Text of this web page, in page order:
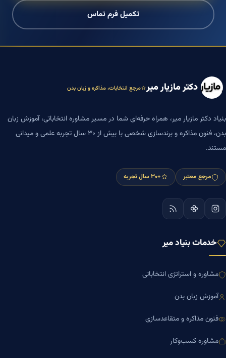
تکمیل فرم تماس
دکتر مازیار میر مرجع انتخابات، مذاکره و زبان بدن
بنیاد دکتر مازیار میر، همراه حرفه‌ای شما در مسیر مشاوره انتخاباتی، آموزش زبان
بدن، فنون مذاکره و برندسازی شخصی با بیش از ۳۰ سال تجربه علمی و میدانی
مستند.
مرجع معتبر +۳۰ سال تجربه
خدمات بنیاد میر
مشاوره و استراتژی انتخاباتی
آموزش زبان بدن
فنون مذاکره و متقاعدسازی
مشاوره کسب‌وکار